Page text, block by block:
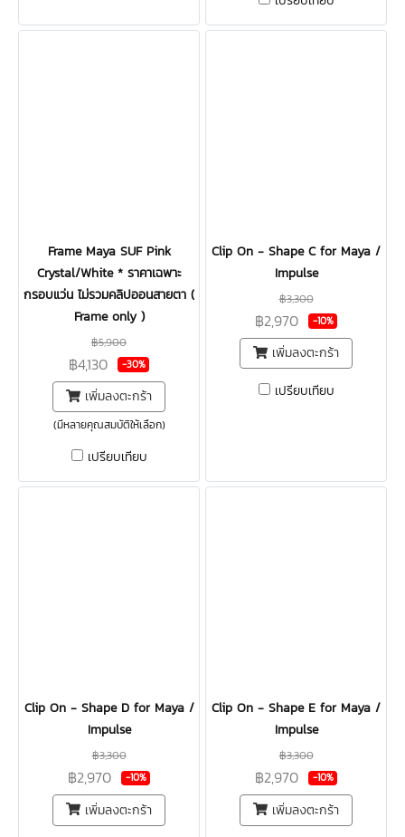
Frame Maya SUF Pink
Crystal/White * ราคาเฉพาะ
กรอบแว่น ไม่รวมคลิปออนสายตา (
Frame only )
฿5,900
฿4,130 -30%
เพิ่มลงตะกร้า
(มีหลายคุณสมบัติให้เลือก)
เปรียบเทียบ
Clip On - Shape C for Maya /
Impulse
฿3,300
฿2,970 -10%
เพิ่มลงตะกร้า
เปรียบเทียบ
Clip On - Shape D for Maya /
Impulse
฿3,300
฿2,970 -10%
เพิ่มลงตะกร้า
Clip On - Shape E for Maya /
Impulse
฿3,300
฿2,970 -10%
เพิ่มลงตะกร้า